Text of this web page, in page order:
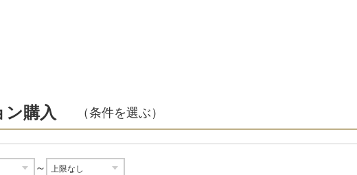
ン購入 （条件を選ぶ）
～